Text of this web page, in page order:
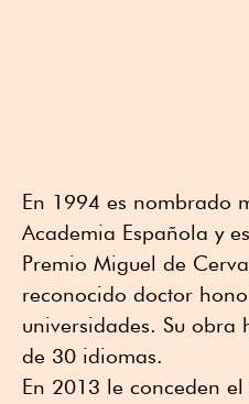
En 1994 es nombrado
Academia Española y
Premio Miguel de
reconocido doctor
universidades. Su obra
de 30 idiomas.
En 2013 le conceden